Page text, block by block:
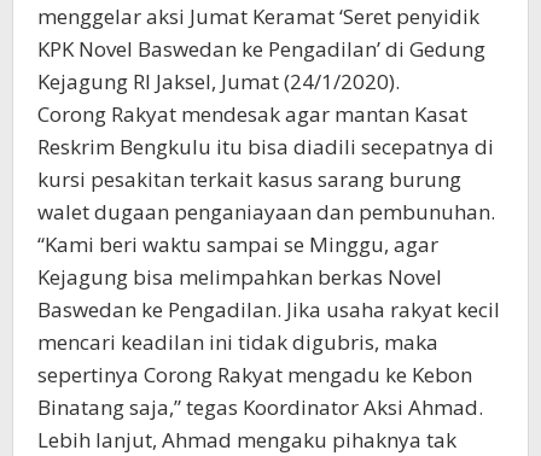
menggelar aksi Jumat Keramat ‘Seret penyidik
KPK Novel Baswedan ke Pengadilan’ di Gedung
Kejagung RI Jaksel, Jumat (24/1/2020).
Corong Rakyat mendesak agar mantan Kasat
Reskrim Bengkulu itu bisa diadili secepatnya di
kursi pesakitan terkait kasus sarang burung
walet dugaan penganiayaan dan pembunuhan.
“Kami beri waktu sampai se Minggu, agar
Kejagung bisa melimpahkan berkas Novel
Baswedan ke Pengadilan. Jika usaha rakyat kecil
mencari keadilan ini tidak digubris, maka
sepertinya Corong Rakyat mengadu ke Kebon
Binatang saja,” tegas Koordinator Aksi Ahmad.
Lebih lanjut, Ahmad mengaku pihaknya tak